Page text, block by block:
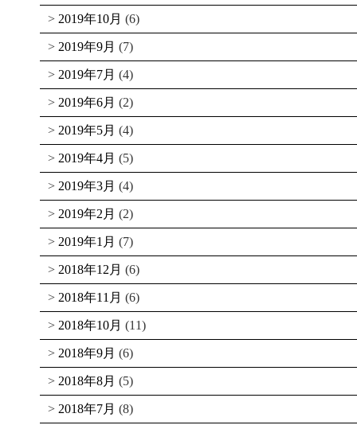
2019年10月 (6)
2019年9月 (7)
2019年7月 (4)
2019年6月 (2)
2019年5月 (4)
2019年4月 (5)
2019年3月 (4)
2019年2月 (2)
2019年1月 (7)
2018年12月 (6)
2018年11月 (6)
2018年10月 (11)
2018年9月 (6)
2018年8月 (5)
2018年7月 (8)